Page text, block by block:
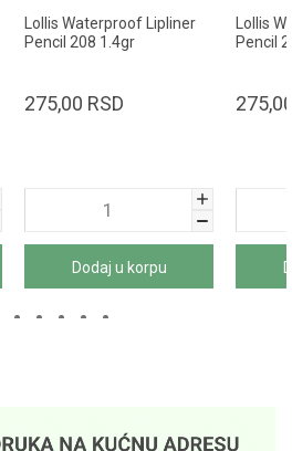
Lollis Waterproof Lipliner
Pencil 208 1.4gr
275,00 RSD
Dodaj u korpu
Lollis
Pencil